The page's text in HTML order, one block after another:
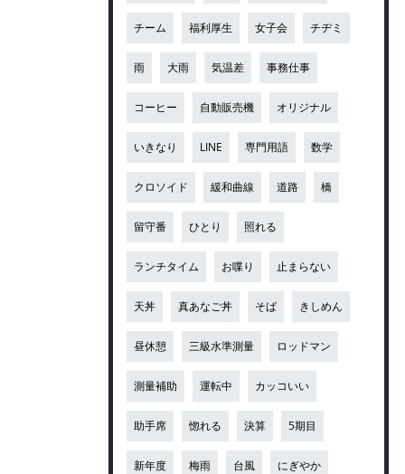
チーム 福利厚生 女子会 チヂミ
雨 大雨 気温差 事務仕事
コーヒー 自動販売機 オリジナル
いきなり LINE 専門用語 数学
クロソイド 緩和曲線 道路 橋
留守番 ひとり 照れる
ランチタイム お喋り 止まらない
天丼 真あなご丼 そば きしめん
昼休憩 三級水準測量 ロッドマン
測量補助 運転中 カッコいい
助手席 惚れる 決算 5期目
新年度 梅雨 台風 にぎやか